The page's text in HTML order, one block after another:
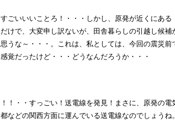
すごいいいことろ！・・・しかし、原発が近くにある
だけで、大変申し訳ないが、田舎暮らしの引越し候補
思うな～・・・。これは、私としては、今回の震災前
感覚だったけど・・・どうなんだろうか・・・
！！・・すっごい！送電線を発見！まさに、原発の電
都などの関西方面に運んでいる送電線なのでしょうね。